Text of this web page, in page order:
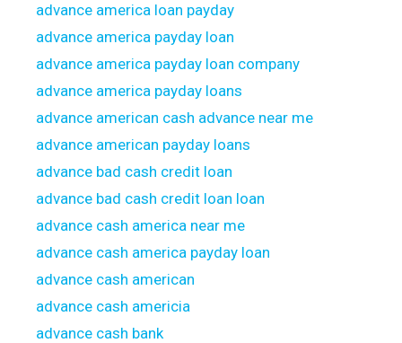
advance america loan payday
advance america payday loan
advance america payday loan company
advance america payday loans
advance american cash advance near me
advance american payday loans
advance bad cash credit loan
advance bad cash credit loan loan
advance cash america near me
advance cash america payday loan
advance cash american
advance cash americia
advance cash bank